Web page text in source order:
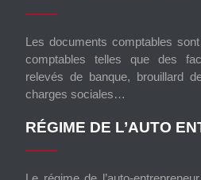
Les documents comptables
comptables telles que des
relevés de banque, brouillard
charges sociales…
RÉGIME DE L’AUTO